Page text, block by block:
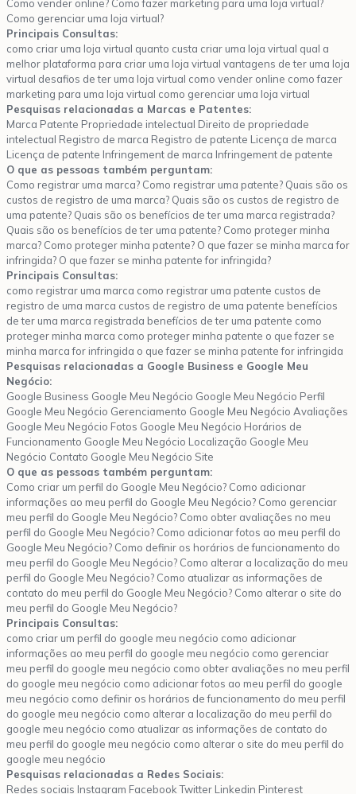
Como vender online? Como fazer marketing para uma loja virtual?
Como gerenciar uma loja virtual?
Principais Consultas:
como criar uma loja virtual quanto custa criar uma loja virtual qual a
melhor plataforma para criar uma loja virtual vantagens de ter uma loja
virtual desafios de ter uma loja virtual como vender online como fazer
marketing para uma loja virtual como gerenciar uma loja virtual
Pesquisas relacionadas a Marcas e Patentes:
Marca Patente Propriedade intelectual Direito de propriedade
intelectual Registro de marca Registro de patente Licença de marca
Licença de patente Infringement de marca Infringement de patente
O que as pessoas também perguntam:
Como registrar uma marca? Como registrar uma patente? Quais são os
custos de registro de uma marca? Quais são os custos de registro de
uma patente? Quais são os benefícios de ter uma marca registrada?
Quais são os benefícios de ter uma patente? Como proteger minha
marca? Como proteger minha patente? O que fazer se minha marca for
infringida? O que fazer se minha patente for infringida?
Principais Consultas:
como registrar uma marca como registrar uma patente custos de
registro de uma marca custos de registro de uma patente benefícios
de ter uma marca registrada benefícios de ter uma patente como
proteger minha marca como proteger minha patente o que fazer se
minha marca for infringida o que fazer se minha patente for infringida
Pesquisas relacionadas a Google Business e Google Meu
Negócio:
Google Business Google Meu Negócio Google Meu Negócio Perfil
Google Meu Negócio Gerenciamento Google Meu Negócio Avaliações
Google Meu Negócio Fotos Google Meu Negócio Horários de
Funcionamento Google Meu Negócio Localização Google Meu
Negócio Contato Google Meu Negócio Site
O que as pessoas também perguntam:
Como criar um perfil do Google Meu Negócio? Como adicionar
informações ao meu perfil do Google Meu Negócio? Como gerenciar
meu perfil do Google Meu Negócio? Como obter avaliações no meu
perfil do Google Meu Negócio? Como adicionar fotos ao meu perfil do
Google Meu Negócio? Como definir os horários de funcionamento do
meu perfil do Google Meu Negócio? Como alterar a localização do meu
perfil do Google Meu Negócio? Como atualizar as informações de
contato do meu perfil do Google Meu Negócio? Como alterar o site do
meu perfil do Google Meu Negócio?
Principais Consultas:
como criar um perfil do google meu negócio como adicionar
informações ao meu perfil do google meu negócio como gerenciar
meu perfil do google meu negócio como obter avaliações no meu perfil
do google meu negócio como adicionar fotos ao meu perfil do google
meu negócio como definir os horários de funcionamento do meu perfil
do google meu negócio como alterar a localização do meu perfil do
google meu negócio como atualizar as informações de contato do
meu perfil do google meu negócio como alterar o site do meu perfil do
google meu negócio
Pesquisas relacionadas a Redes Sociais:
Redes sociais Instagram Facebook Twitter Linkedin Pinterest